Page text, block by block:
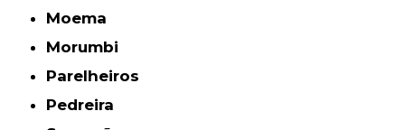
Moema
Morumbi
Parelheiros
Pedreira